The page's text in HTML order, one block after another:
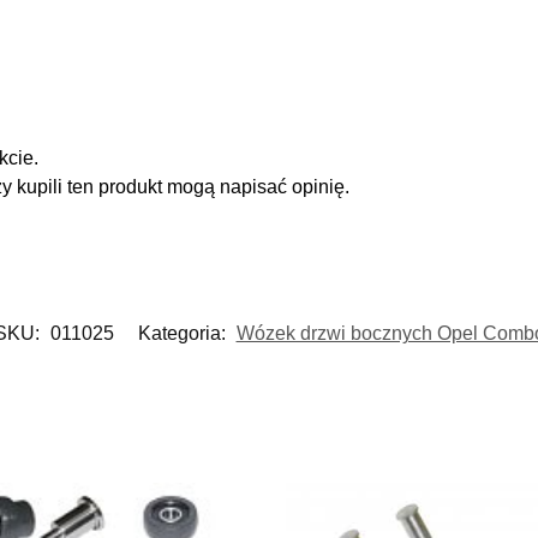
kupili ten produkt mogą napisać opinię.
011025 Kategoria: Wózek drzwi bocznych Opel